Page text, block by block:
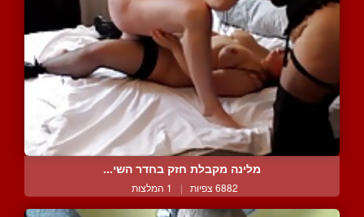
מלינה מקבלת חזק בחדר השי...
6882 צפיות | 1 המלצות